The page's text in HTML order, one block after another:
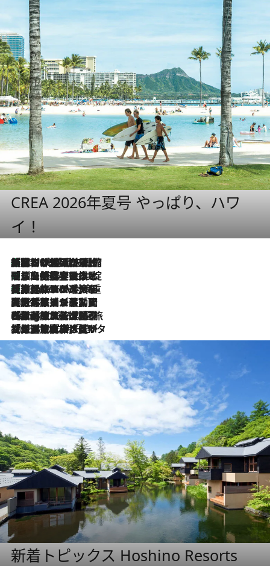
CREA 2026年夏号 やっぱり、ハワ
イ！
2026.8.6
「荷物が増えるほど旅ストレスは増す」美容ジャーナリストがたどり着いた最終結論。“化粧品を劇的に減らす”感動の凝縮美容とは
2026.8.6
「旅先には金髪ウィッグを持参」日本と同じメイクでは損してる!? 美容ジャーナリストが提案する“掟破りの旅美容”とは
2026.8.6
【厳選旅コスメ】「身軽さ＆UV対策重視！」ヘアアーティストshucoが選んだ夏旅ベストコスメを発表【Mサイズジップ】
2026.8.5
【厳選旅コスメ】国内をあちこち移動する河井菜摘が選んだ夏旅ベストコスメ発表！「リラックスアイテムはマスト」【Mサイズジップ】
2026.8.4
【厳選旅コスメ】「紫外線＆乾燥対策しながらメイク感も！」ヘア＆メイクGeorgeが選んだ夏旅ベストコスメを発表！【Mサイズジップ】
2026.8.3
【厳選旅コスメ】「保湿もタイパ重視！」“サウナ好き”タレント清水みさとが愛用する夏旅ベストコスメを発表！【Mサイズジップ】
新着トピックス Hoshino Resorts